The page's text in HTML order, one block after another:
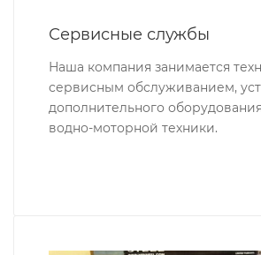
Сервисные службы
Наша компания занимается
сервисным обслуживанием,
дополнительного
водно-моторной техники.